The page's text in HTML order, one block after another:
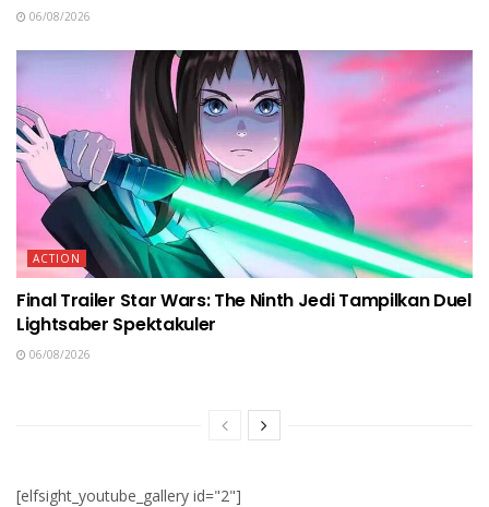
06/08/2026
ACTION
Final Trailer Star Wars: The Ninth Jedi Tampilkan Duel
Lightsaber Spektakuler
06/08/2026
[elfsight_youtube_gallery id="2"]